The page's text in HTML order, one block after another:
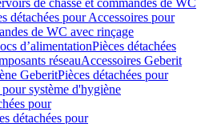
de chasse et commandes de WC
détachées pour Accessoires pour
de WC avec rinçage
d’alimentationPièces détachées
réseauAccessoires Geberit
GeberitPièces détachées pour
système d'hygiène
pour
détachées pour